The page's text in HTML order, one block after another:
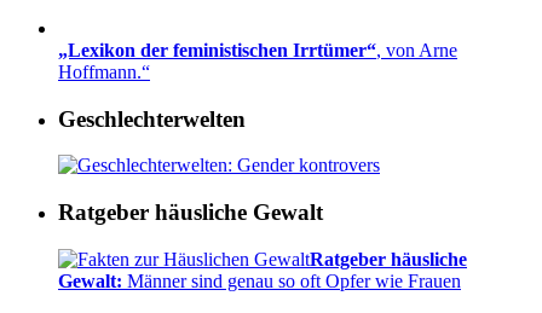
„Lexikon der feministischen Irrtümer“, von Arne
Hoffmann.“
Geschlechterwelten
Ratgeber häusliche Gewalt
Ratgeber häusliche
Gewalt: Männer sind genau so oft Opfer wie Frauen